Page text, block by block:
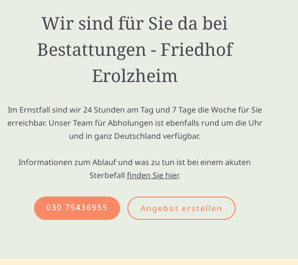
Wir sind für Sie da bei
Bestattungen - Friedhof
Erolzheim
Im Ernstfall sind wir 24 Stunden am Tag und 7 Tage die Woche für Sie
erreichbar. Unser Team für Abholungen ist ebenfalls rund um die Uhr
und in ganz Deutschland verfügbar.
Informationen zum Ablauf und was zu tun ist bei einem akuten
Sterbefall finden Sie hier.
030 75436955 Angebot erstellen